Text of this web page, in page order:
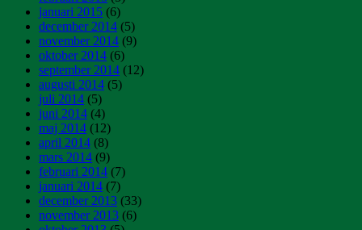
januari 2015 (6)
december 2014 (5)
november 2014 (9)
oktober 2014 (6)
september 2014 (12)
augusti 2014 (5)
juli 2014 (5)
juni 2014 (4)
maj 2014 (12)
april 2014 (8)
mars 2014 (9)
februari 2014 (7)
januari 2014 (7)
december 2013 (33)
november 2013 (6)